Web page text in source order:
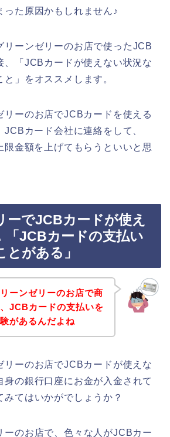
った原因かもしれません♪
リーンゼリーのお店で使ったJCB
、「JCBカードが使えない状況な
」をオススメします。
リーのお店でJCBカードを使える
JCBカード会社に連絡をして、
限金額を上げてもらうといいと思
ーでJCBカードが使え
「JCBカードの支払い
とがある」
ーンゼリーのお店で商
JCBカードの支払いを
があるんだよね
リーのお店でJCBカードが使えな
身の銀行口座にお金が入金されて
みてはいかがでしょうか？
ーのお店で、色々な人がJCBカー